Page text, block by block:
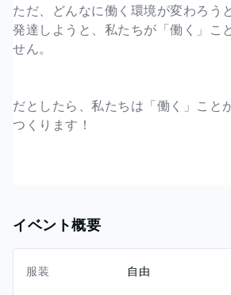
ただ、どんなに働く環境が変わろう
発達しようと、私たちが「働く」こ
せん。
だとしたら、私たちは「働く」こと
つくります！
イベント概要
服装 自由